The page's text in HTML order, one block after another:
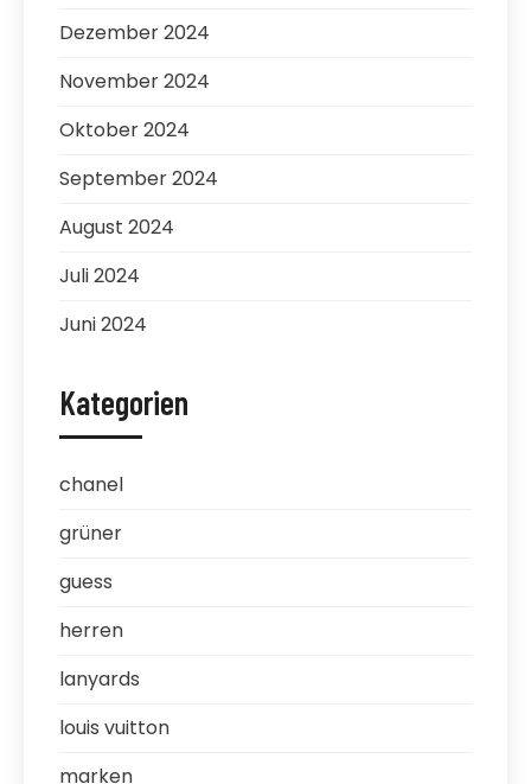
Dezember 2024
November 2024
Oktober 2024
September 2024
August 2024
Juli 2024
Juni 2024
Kategorien
chanel
grüner
guess
herren
lanyards
louis vuitton
marken